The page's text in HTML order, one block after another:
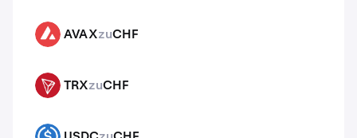
AVAX AVAXzuCHF
TRX TRXzuCHF
USDC